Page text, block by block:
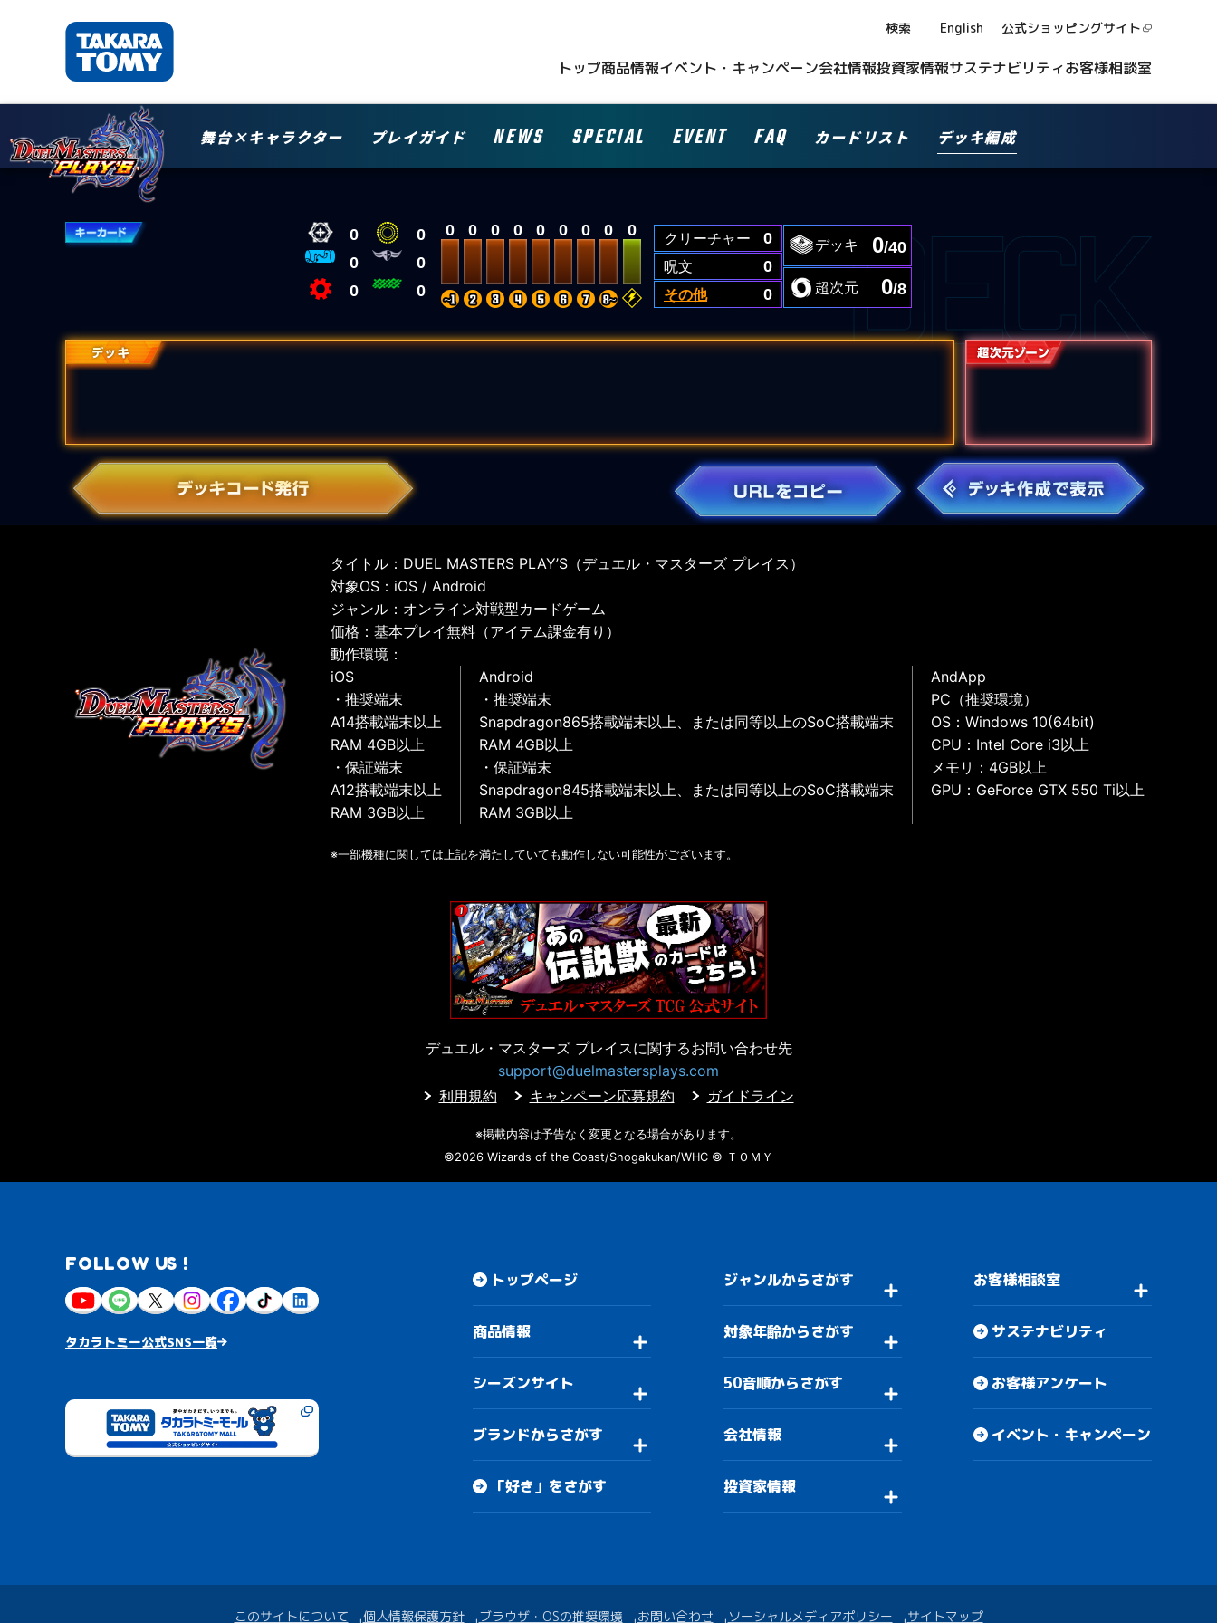
検索 English 公式ショッピングサイト
トップ商品情報イベント・キャンペーン会社情報投資家情報サステナビリティお客様相談室
舞台×キャラクター プレイガイド NEWS SPECIAL EVENT FAQ カードリスト デッキ編成
0
0
0
0
0
0
0 0 0 0 0 0 0 0 0 クリーチャー
0
呪文
0
その他
0
デッキ 0/40
超次元 0/8
タイトル：DUEL MASTERS PLAY’S（デュエル・マスターズ プレイス）
対象OS：iOS / Android
ジャンル：オンライン対戦型カードゲーム
価格：基本プレイ無料（アイテム課金有り）
動作環境：
iOS
・推奨端末
A14搭載端末以上
RAM 4GB以上
・保証端末
A12搭載端末以上
RAM 3GB以上
Android
・推奨端末
Snapdragon865搭載端末以上、または同等以上のSoC搭載端末
RAM 4GB以上
・保証端末
Snapdragon845搭載端末以上、または同等以上のSoC搭載端末
RAM 3GB以上
AndApp
PC（推奨環境）
OS：Windows 10(64bit)
CPU：Intel Core i3以上
メモリ：4GB以上
GPU：GeForce GTX 550 Ti以上
※一部機種に関しては上記を満たしていても動作しない可能性がございます。
デュエル・マスターズ プレイスに関するお問い合わせ先
support@duelmastersplays.com
利用規約
キャンペーン応募規約 ガイドライン
※掲載内容は予告なく変更となる場合があります。
©2026 Wizards of the Coast/Shogakukan/WHC © ＴＯＭＹ
FOLLOW US !
タカラトミー公式SNS一覧
トップページ
商品情報
シーズンサイト
ブランドからさがす
「好き」をさがす
ジャンルからさがす
対象年齢からさがす
50音順からさがす
会社情報
投資家情報
お客様相談室
サステナビリティ
お客様アンケート
イベント・キャンペーン
このサイトについて 個人情報保護方針 ブラウザ・OSの推奨環境 お問い合わせ ソーシャルメディアポリシー サイトマップ